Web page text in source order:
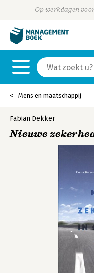
Op werkdagen
Mens en maatschappij
Fabian Dekker
Nieuwe